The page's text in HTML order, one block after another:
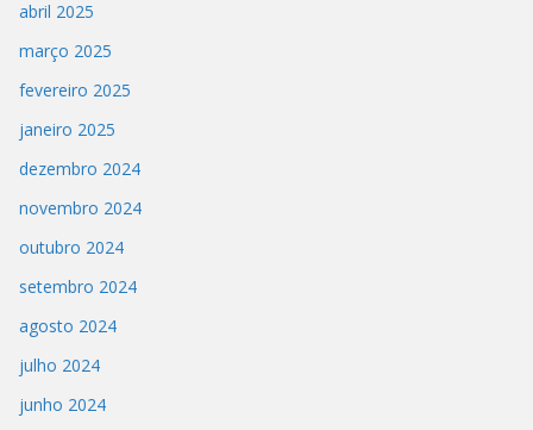
abril 2025
março 2025
fevereiro 2025
janeiro 2025
dezembro 2024
novembro 2024
outubro 2024
setembro 2024
agosto 2024
julho 2024
junho 2024